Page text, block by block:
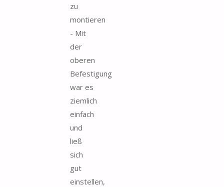
zu
montieren
- Mit
der
oberen
Befestigung
war es
ziemlich
einfach
und
ließ
sich
gut
einstellen,